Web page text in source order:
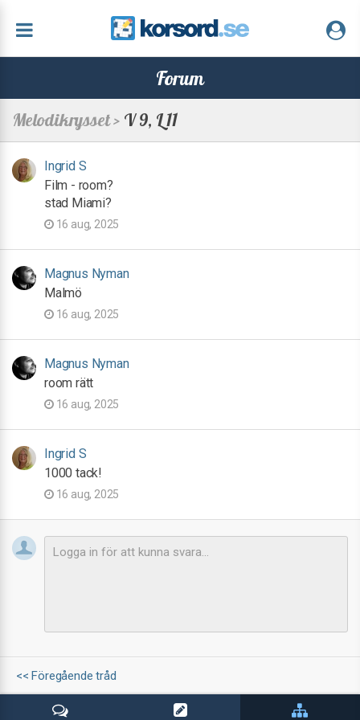
Forum
Melodikrysset > V 9, L 11
Ingrid S
Film - room?
stad Miami?
16 aug, 2025
Magnus Nyman
Malmö
16 aug, 2025
Magnus Nyman
room rätt
16 aug, 2025
Ingrid S
1000 tack!
16 aug, 2025
<< Föregående tråd